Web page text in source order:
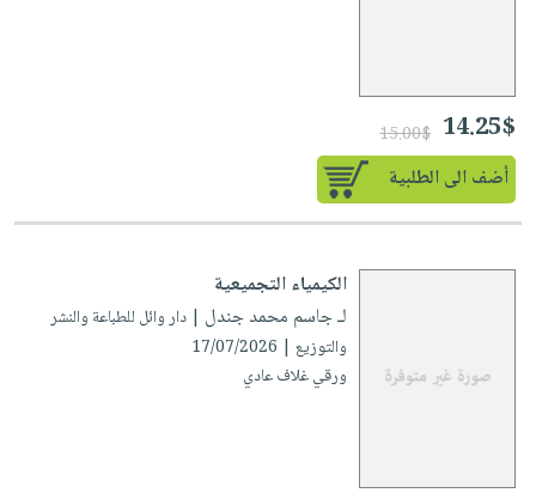
14.25$
15.00$
أضف الى الطلبية
الكيمياء التجميعية
لـ جاسم محمد جندل | دار وائل للطباعة والنشر
والتوزيع | 17/07/2026
ورقي غلاف عادي